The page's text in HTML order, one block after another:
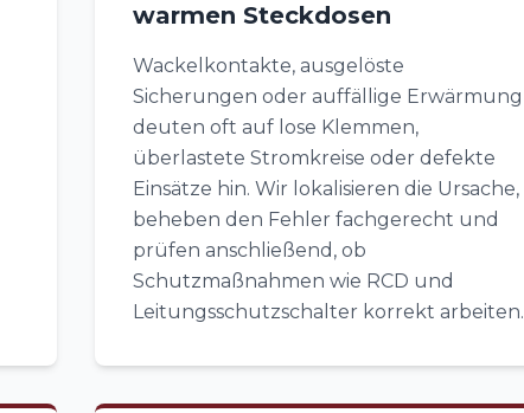
warmen Steckdosen
Wackelkontakte, ausgelöste
Sicherungen oder auffällige Erwärmung
deuten oft auf lose Klemmen,
überlastete Stromkreise oder defekte
Einsätze hin. Wir lokalisieren die Ursache,
beheben den Fehler fachgerecht und
prüfen anschließend, ob
Schutzmaßnahmen wie RCD und
Leitungsschutzschalter korrekt arbeiten.